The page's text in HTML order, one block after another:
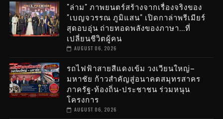
"ล่าม" ภาพยนตร์สร้างจากเรื่องจริงของ
"เบญจวรรณ ภูมิแสน" เปิดกาล่าพรีเมียร์
สุดอบอุ่น ถ่ายทอดพลังของภาษา...ที่
เปลี่ยนชีวิตผู้คน
AUGUST 06, 2026
รถไฟฟ้าสายสีแดงเข้ม วงเวียนใหญ่–
มหาชัย ก้าวสำคัญสู่อนาคตสมุทรสาคร
ภาครัฐ-ท้องถิ่น-ประชาชน ร่วมหนุน
โครงการ
AUGUST 06, 2026